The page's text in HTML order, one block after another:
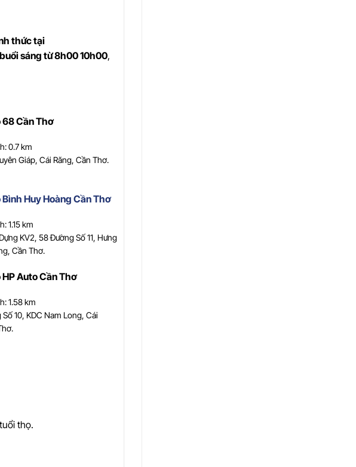
thức tại
buổi sáng từ 8h00 10h00,
68 Cần Thơ
0.7 km
Giáp, Cái Răng, Cần Thơ.
Bình Huy Hoàng Cần Thơ
1.15 km
KV2, 58 Đường Số 11, Hưng
Cần Thơ.
HP Auto Cần Thơ
1.58 km
10, KDC Nam Long, Cái
thọ.